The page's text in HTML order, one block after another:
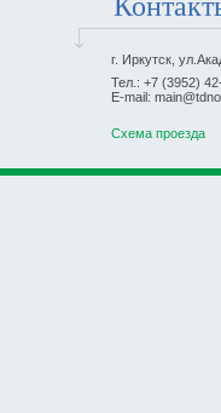
г. Иркутск,
Тел.: +7 (3952)
E-mail:
Схема проезда